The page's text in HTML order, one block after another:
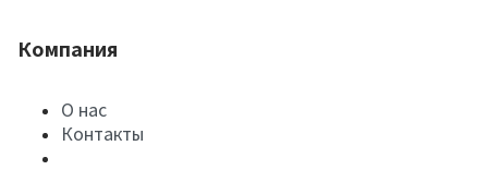
Компания
О нас
Контакты